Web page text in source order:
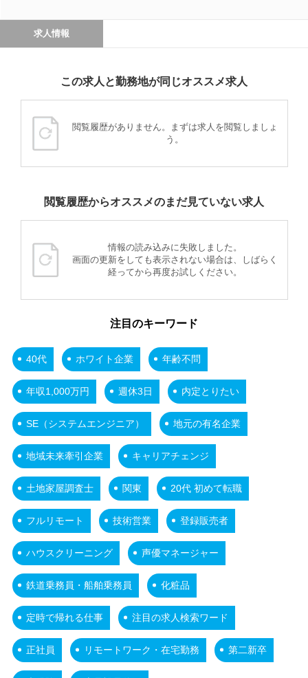
求人情報
この求人と勤務地が同じオススメ求人
閲覧履歴がありません。まずは求人を閲覧しましょ
う。
閲覧履歴からオススメのまだ見ていない求人
情報の読み込みに失敗しました。
画面の更新をしても表示されない場合は、しばらく
経ってから再度お試しください。
注目のキーワード
40代 ホワイト企業 年齢不問
年収1,000万円 週休3日 内定とりたい
SE（システムエンジニア） 地元の有名企業
地域未来牽引企業 キャリアチェンジ
土地家屋調査士 関東 20代 初めて転職
フルリモート 技術営業 登録販売者
ハウスクリーニング 声優マネージャー
鉄道乗務員・船舶乗務員 化粧品
定時で帰れる仕事 注目の求人検索ワード
正社員 リモートワーク・在宅勤務 第二新卒